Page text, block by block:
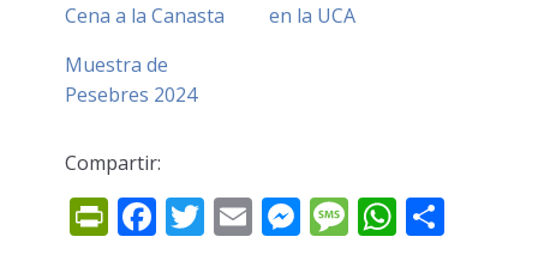
Cena a la Canasta
en la UCA
Muestra de
Pesebres 2024
Compartir:
Prin
Fac
Twi
Ema
Mes
Mes
Wh